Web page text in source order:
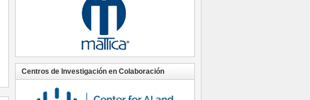
Centros de Investigación en Colaboración